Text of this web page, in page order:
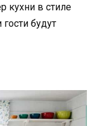
кухни в стиле
будут